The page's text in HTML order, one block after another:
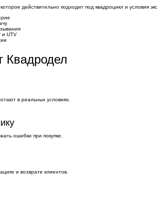
действительно подходит под квадроцикл и условия
и UTV
Квадродел
в реальных условиях.
ошибки при покупке.
и возврате клиентов.